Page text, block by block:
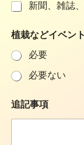
新聞、雑誌
植栽などイベン
必要
必要ない
追記事項